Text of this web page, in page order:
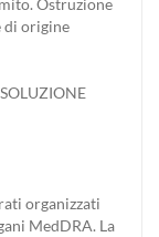
Ostruzione
di origine
organizzati
MedDRA. La